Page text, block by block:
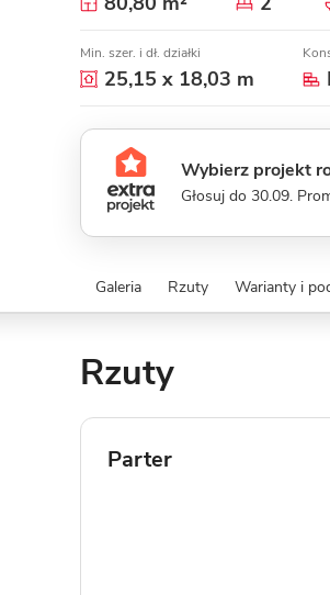
Min. szer. i dł. działki
25,15 x 18,03 m
Wybierz projekt
Głosuj do 30.09.
Galeria Rzuty Warianty i
Rzuty
Parter